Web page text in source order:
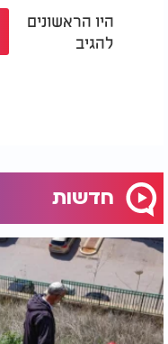
היו הראשונים
להגיב
חדשות